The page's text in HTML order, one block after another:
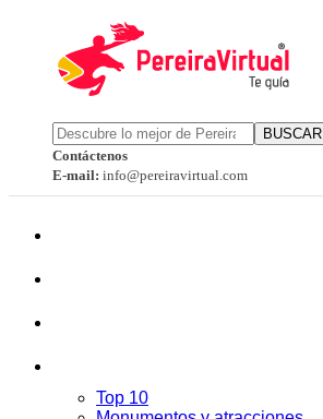
BUSCAR
Contáctenos
E-mail: info@pereiravirtual.com
Top 10